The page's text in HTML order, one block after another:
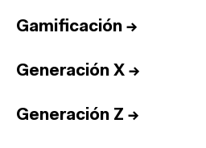
Gamificación →
Generación X →
Generación Z →